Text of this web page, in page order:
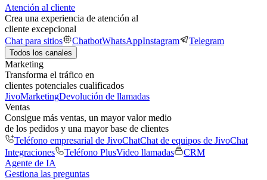
Atención al cliente
Crea una experiencia de atención al
cliente excepcional
Chat para sitios
ChatbotWhatsAppInstagram Telegram
Todos los canales
Marketing
Transforma el tráfico en
clientes potenciales cualificados
JivoMarketingDevolución de llamadas
Ventas
Consigue más ventas, un mayor valor medio
de los pedidos y una mayor base de clientes
Teléfono empresarial de JivoChatChat de equipos de JivoChat
Integraciones
Teléfono PlusVideo llamadas
CRM
Agente de IA
Gestiona las preguntas